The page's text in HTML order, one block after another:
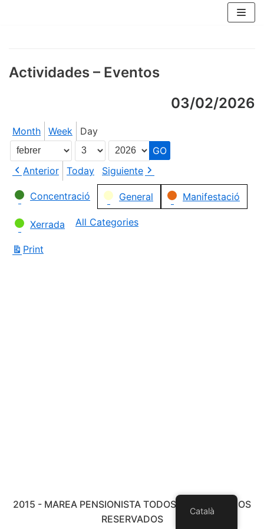
Actividades – Eventos
03/02/2026
Month Week Day
Month
Day
Year
Anterior
Today
Siguiente
Categories
Concentració General Manifestació
Xerrada All Categories
Print
2015 - MAREA PENSIONISTA TODOS LOS DERECHOS
RESERVADOS
Català